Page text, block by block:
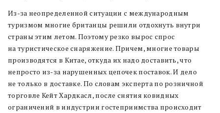
Из-за неопределенной ситуации с международным
туризмом многие британцы решили отдохнуть внутри
страны этим летом. Поэтому резко вырос спрос
на туристическое снаряжение. Причем, многие товары
производятся в Китае, откуда их надо доставить, что
непросто из-за нарушенных цепочек поставок. И дело
не только в доставке. По словам эксперта по розничной
торговле Кейт Хардкасл, после снятия ковидных
ограничений в индустрии гостеприимства происходит